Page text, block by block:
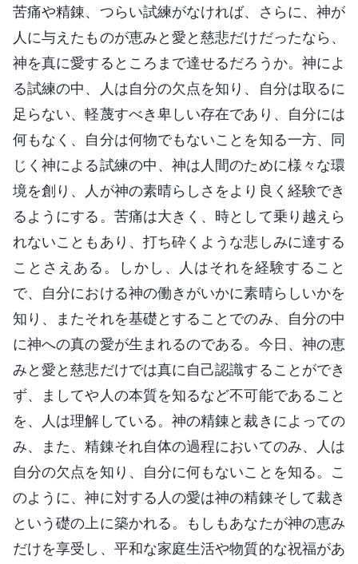
苦痛や精錬、つらい試練がなければ、さらに、神が
人に与えたものが恵みと愛と慈悲だけだったなら、
神を真に愛するところまで達せるだろうか。神によ
る試練の中、人は自分の欠点を知り、自分は取るに
足らない、軽蔑すべき卑しい存在であり、自分には
何もなく、自分は何物でもないことを知る一方、同
じく神による試練の中、神は人間のために様々な環
境を創り、人が神の素晴らしさをより良く経験でき
るようにする。苦痛は大きく、時として乗り越えら
れないこともあり、打ち砕くような悲しみに達する
ことさえある。しかし、人はそれを経験すること
で、自分における神の働きがいかに素晴らしいかを
知り、またそれを基礎とすることでのみ、自分の中
に神への真の愛が生まれるのである。今日、神の恵
みと愛と慈悲だけでは真に自己認識することができ
ず、ましてや人の本質を知るなど不可能であること
を、人は理解している。神の精錬と裁きによっての
み、また、精錬それ自体の過程においてのみ、人は
自分の欠点を知り、自分に何もないことを知る。こ
のように、神に対する人の愛は神の精錬そして裁き
という礎の上に築かれる。もしもあなたが神の恵み
だけを享受し、平和な家庭生活や物質的な祝福があ